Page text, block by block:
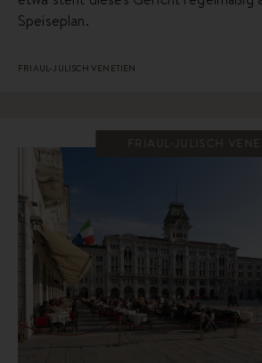
Speiseplan.
FRIAUL-JULISCH VENETIEN
FRIAUL-JULISCH